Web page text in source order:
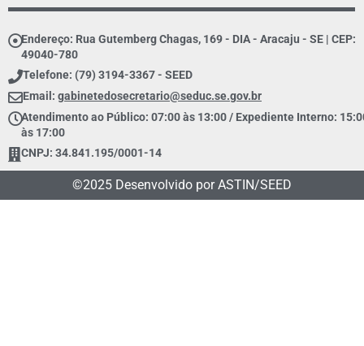
Endereço: Rua Gutemberg Chagas, 169 - DIA - Aracaju - SE | CEP:
49040-780
Telefone: (79) 3194-3367 - SEED
Email: gabinetedosecretario@seduc.se.gov.br
Atendimento ao Público: 07:00 às 13:00 / Expediente Interno:
às 17:00
CNPJ: 34.841.195/0001-14
©2025 Desenvolvido por ASTIN/SEED